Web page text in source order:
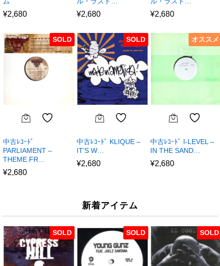
¥2,680 ¥2,680 ¥2,680
SOLD
中古ﾚｺｰﾄﾞ
PARLIAMENT –
THEME FR…
¥2,680
SOLD
中古ﾚｺｰﾄﾞ KLIQUE –
IT’S W…
¥2,680
オススメ
中古ﾚｺｰﾄﾞ I-LEVEL –
IN THE SAND…
¥2,680
新着アイテム
SOLD SOLD SOLD